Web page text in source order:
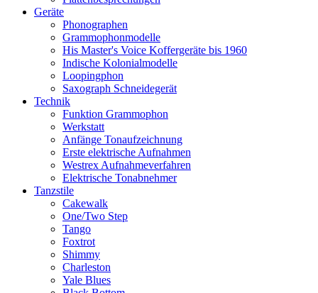
Geräte
Phonographen
Grammophonmodelle
His Master's Voice Koffergeräte bis 1960
Indische Kolonialmodelle
Loopingphon
Saxograph Schneidegerät
Technik
Funktion Grammophon
Werkstatt
Anfänge Tonaufzeichnung
Erste elektrische Aufnahmen
Westrex Aufnahmeverfahren
Elektrische Tonabnehmer
Tanzstile
Cakewalk
One/Two Step
Tango
Foxtrot
Shimmy
Charleston
Yale Blues